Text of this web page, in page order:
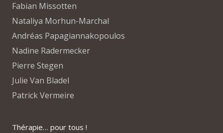
Fabian Missotten
Nataliya Morhun-Marchal
Andréas Papagiannakopoulos
Nadine Radermecker
Pierre Stegen
Julie Van Bladel
Patrick Vermeire
Thérapie… pour tous !